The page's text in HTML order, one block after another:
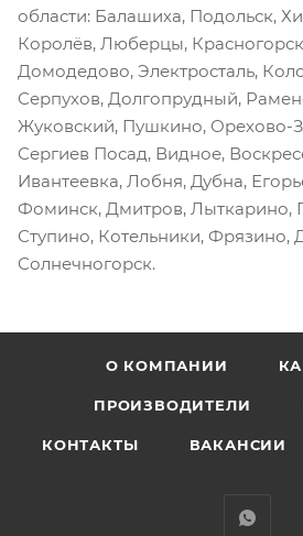
области: Балашиха, Подольск,
Королёв, Люберцы,
Домодедово, Электросталь,
Серпухов, Долгопрудный,
Жуковский, Пушкино, Орехово-
Сергиев Посад, Видное,
Ивантеевка, Лобня, Дубна,
Фоминск, Дмитров, Лыткарино,
Ступино, Котельники, Фрязино,
Солнечногорск.
О КОМПАНИИ
ПРОИЗВОДИТЕЛИ
КОНТАКТЫ ВАКАНСИИ